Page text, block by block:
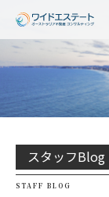
スタッフBlog
STAFF BLOG